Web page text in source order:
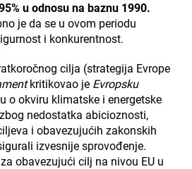
u odnosu na baznu 1990.
je da se u ovom periodu
i konkurentnost.
cilja (strategija Evrope
kritikovao je Evropsku
o okviru klimatske i energetske
nedostatka abicioznosti,
i obavezujućih zakonskih
izvesnije sprovođenje.
obavezujući cilj na nivou EU u